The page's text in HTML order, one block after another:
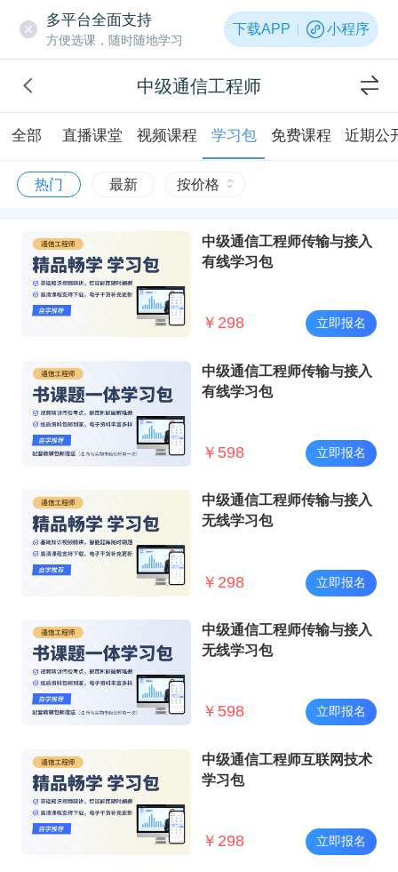
多平台全面支持
方便选课，随时随地学习
下载APP 小程序
中级通信工程师
全部 直播课堂 视频课程 学习包 免费课程 近期公
热门 最新 按价格
中级通信工程师传输与接入
有线学习包
￥ 298 立即报名
中级通信工程师传输与接入
有线学习包
￥ 598 立即报名
中级通信工程师传输与接入
无线学习包
￥ 298 立即报名
中级通信工程师传输与接入
无线学习包
￥ 598 立即报名
中级通信工程师互联网技术
学习包
￥ 298 立即报名